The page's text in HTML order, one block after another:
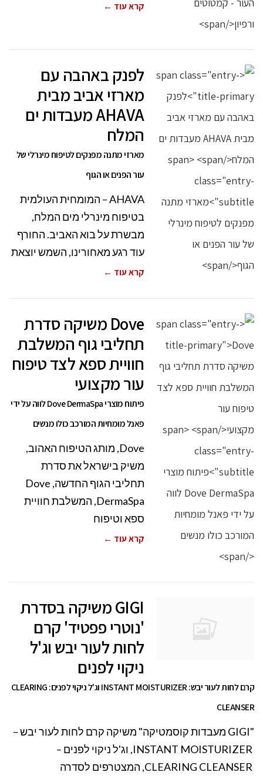
קרא עוד ←
לפנק באהבה עם
מארזי אביב מבית
AHAVA מעבדות ים
המלח
מארזי מתנה מפנקים לטיפוח מינרלי של
עור הפנים או הגוף
AHAVA – המומחית העולמית
בטיפוח מינרלי מים המלח,
מבשרת על בוא האביב. החורף
עוד רגע מאחורינו, השמש יוצאת
קרא עוד ←
Dove משיקה סדרת
תחליבי גוף המשלבת
חוויית ספא לצד טיפוח
עור מקצועי
פיתוח מוצרי Dove DermaSpa לווה על ידי
פאנל מומחיות המורכב כולו מנשים
Dove, מותג הטיפוח האהוב,
משיק בישראל את סדרת
תחליבי הגוף החדשה, Dove
DermaSpa, המשלבת חוויית
ספא וטיפוח
קרא עוד ←
GIGI משיקה בסדרת
'נוטרי פפטיד' קרם
לחות לעור יבש וג'ל
ניקוי לפנים
קרם לחות לעור יבש: INSTANT MOISTURIZER וג'ל ניקוי לפנים: CLEARING
CLEANSER
"GIGI מעבדות קוסמטיקה" משיקה קרם לחות לעור יבש –
INSTANT MOISTURIZER, וג'ל ניקוי לפנים –
CLEARING CLEANSER, המצטרפים לסדרה